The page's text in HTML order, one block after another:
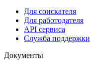
Для соискателя
Для работодателя
API сервиса
Служба поддержки
Документы